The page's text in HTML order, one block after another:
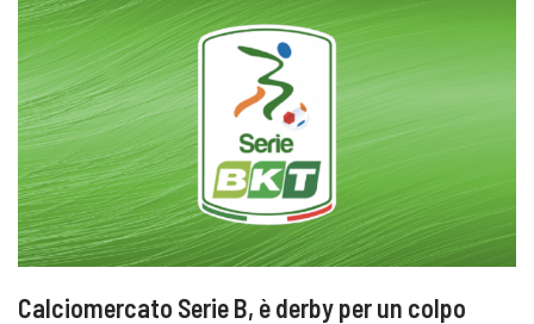
Calciomercato Serie B, è derby per un colpo